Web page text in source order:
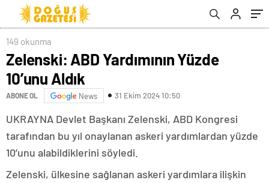
149 okunma
Zelenski: ABD Yardımının Yüzde
10’unu Aldık
ABONE OL News 31 Ekim 2024 10:50
UKRAYNA Devlet Başkanı Zelenski, ABD Kongresi
tarafından bu yıl onaylanan askeri yardımlardan yüzde
10’unu alabildiklerini söyledi.
Zelenski, ülkesine sağlanan askeri yardımlara ilişkin